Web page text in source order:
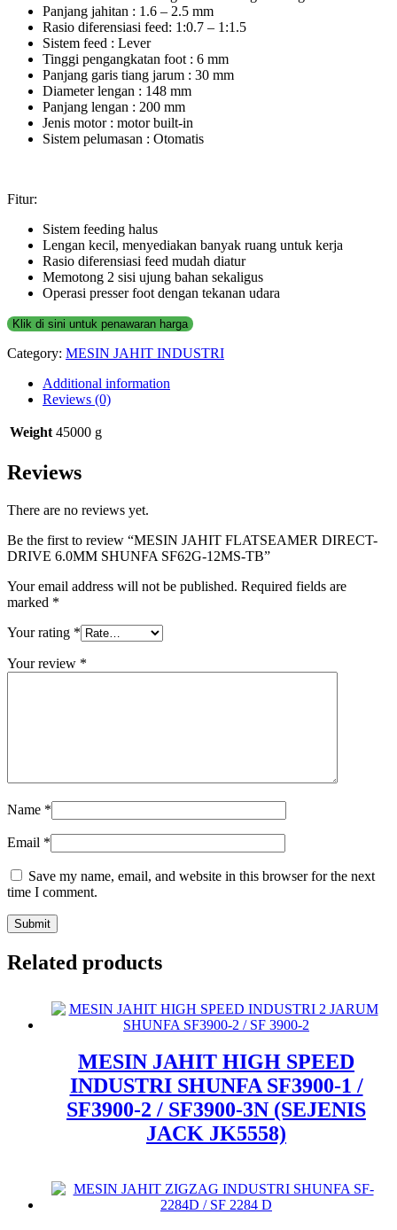
Panjang jahitan : 1.6 – 2.5 mm
Rasio diferensiasi feed: 1:0.7 – 1:1.5
Sistem feed : Lever
Tinggi pengangkatan foot : 6 mm
Panjang garis tiang jarum : 30 mm
Diameter lengan : 148 mm
Panjang lengan : 200 mm
Jenis motor : motor built-in
Sistem pelumasan : Otomatis
Fitur:
Sistem feeding halus
Lengan kecil, menyediakan banyak ruang untuk kerja
Rasio diferensiasi feed mudah diatur
Memotong 2 sisi ujung bahan sekaligus
Operasi presser foot dengan tekanan udara
Klik di sini untuk penawaran harga
Category: MESIN JAHIT INDUSTRI
Additional information
Reviews (0)
Weight 45000 g
Reviews
There are no reviews yet.
Be the first to review “MESIN JAHIT FLATSEAMER DIRECT-
DRIVE 6.0MM SHUNFA SF62G-12MS-TB”
Your email address will not be published. Required fields are
marked *
Your rating *
Your review *
Name *
Email *
Save my name, email, and website in this browser for the next
time I comment.
Related products
MESIN JAHIT HIGH SPEED
INDUSTRI SHUNFA SF3900-1 /
SF3900-2 / SF3900-3N (SEJENIS
JACK JK5558)